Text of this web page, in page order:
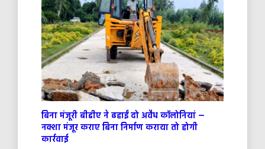
बिना मंजूरी बीडीए ने ढहाईं दो अवैध कॉलोनियां —
नक्शा मंजूर कराए बिना निर्माण कराया तो होगी
कार्रवाई